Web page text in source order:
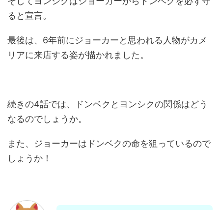
ると宣言。
最後は、6年前にジョーカーと思われる人物がカメ
リアに来店する姿が描かれました。
続きの4話では、ドンベクとヨンシクの関係はどう
なるのでしょうか。
また、ジョーカーはドンベクの命を狙っているので
しょうか！